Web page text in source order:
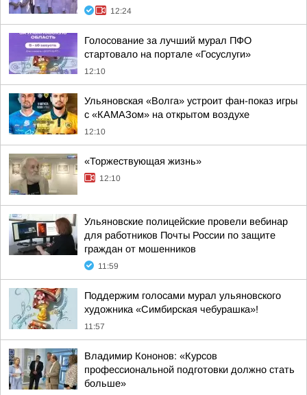
12:24
Голосование за лучший мурал ПФО
стартовало на портале «Госуслуги»
12:10
Ульяновская «Волга» устроит фан-показ игры
с «КАМАЗом» на открытом воздухе
12:10
«Торжествующая жизнь»
12:10
Ульяновские полицейские провели вебинар
для работников Почты России по защите
граждан от мошенников
11:59
Поддержим голосами мурал ульяновского
художника «Симбирская чебурашка»!
11:57
Владимир Кононов: «Курсов
профессиональной подготовки должно стать
больше»